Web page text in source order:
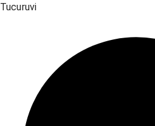
Tucuruvi